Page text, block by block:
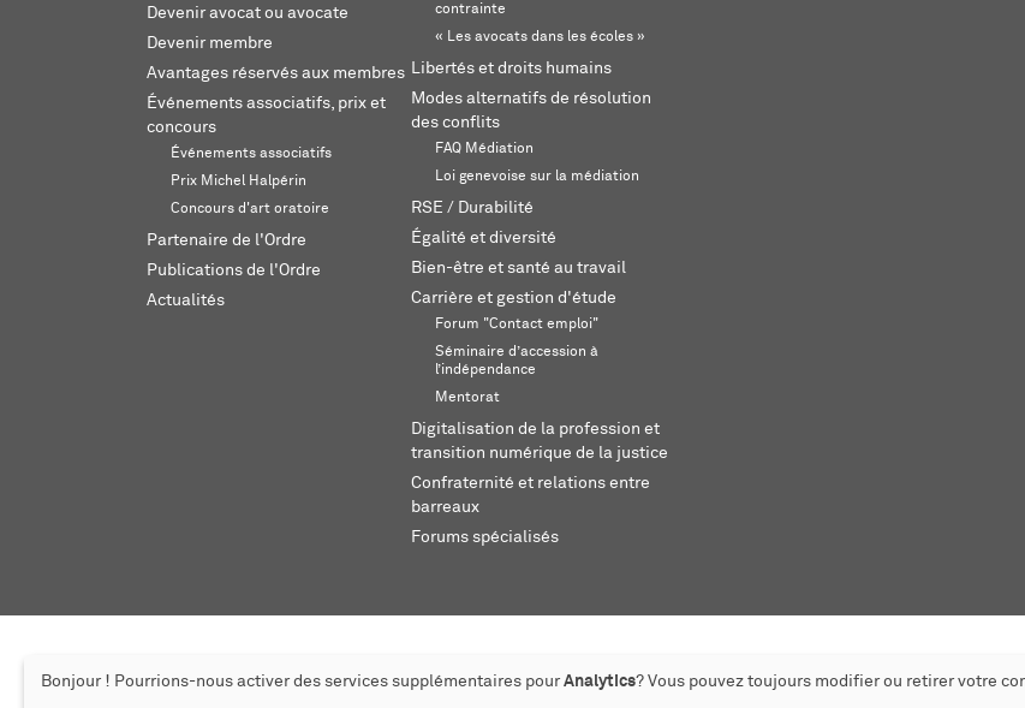
Devenir avocat ou avocate
Devenir membre
Avantages réservés aux membres
Événements associatifs, prix et
concours
Événements associatifs
Prix Michel Halpérin
Concours d'art oratoire
Partenaire de l'Ordre
Publications de l'Ordre
Actualités
contrainte
« Les avocats dans les écoles »
Libertés et droits humains
Modes alternatifs de résolution
des conflits
FAQ Médiation
Loi genevoise sur la médiation
RSE / Durabilité
Égalité et diversité
Bien-être et santé au travail
Carrière et gestion d'étude
Forum "Contact emploi"
Séminaire d’accession à
l’indépendance
Mentorat
Digitalisation de la profession et
transition numérique de la justice
Confraternité et relations entre
barreaux
Forums spécialisés
Bonjour ! Pourrions-nous activer des services supplémentaires pour Analytics? Vous pouvez toujours modifier ou retirer votre